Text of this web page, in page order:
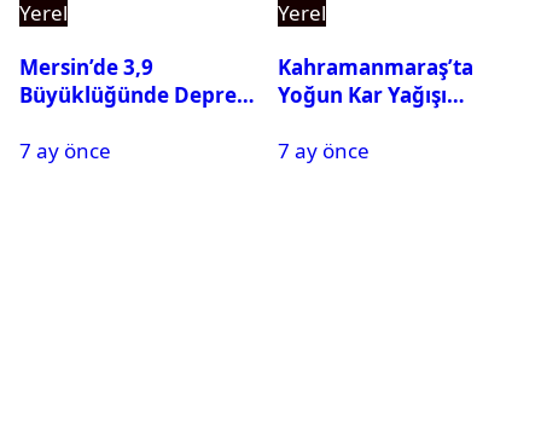
Yerel
Mersin’de 3,9
Büyüklüğünde Deprem
7 ay önce
Yerel
Kahramanmaraş’ta
Yoğun Kar Yağışı
Tatil
7 ay önce